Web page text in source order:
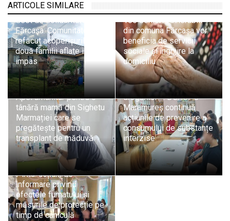
ARTICOLE SIMILARE
Gest de solidaritate în
Fărcașa: Comunitatea a
refăcut acoperișurile a
două familii aflate în
impas
106 seniori vulnerabili
din comuna Fărcașa vor
beneficia de servicii
sociale și îngrijire la
domiciliu
Apel umanitar pentru o
tânără mamă din Sighetu
Marmației care se
pregătește pentru un
transplant de măduvă
„Alege viața! Spune NU
drogurilor!”: DGASPC
Maramureș continuă
acțiunile de prevenire a
consumului de substanțe
interzise
Educație pentru sănătate
în rândul mamelor din
Pirita: acțiuni de
informare privind
efectele fumatului și
măsurile de protecție pe
timp de caniculă